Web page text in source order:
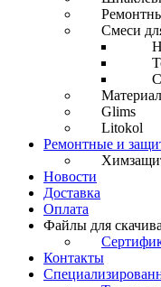
Смеси
Glims
Litokol
Ремонтные и
Новости
Доставка
Оплата
Файлы для
Контакты